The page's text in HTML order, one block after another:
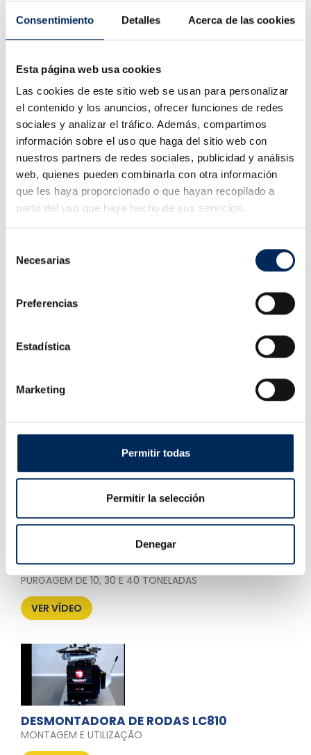
Consentimiento Detalles Acerca de las cookies
Esta página web usa cookies
Las cookies de este sitio web se usan para personalizar
el contenido y los anuncios, ofrecer funciones de redes
sociales y analizar el tráfico. Además, compartimos
información sobre el uso que haga del sitio web con
nuestros partners de redes sociales, publicidad y análisis
web, quienes pueden combinarla con otra información
que les haya proporcionado o que hayan recopilado a
partir del uso que haya hecho de sus servicios.
Necesarias
Preferencias
Estadística
Marketing
Permitir todas
Permitir la selección
Denegar
EQUILIBRADORA DE RODAS CB67
INDICAÇÕES DE USO
VER VÍDEO
EQUILIBRADORA DE RODAS CB75
VER VÍDEO
INDICAÇÕES DE USO
PURGAGEM DE PRENSAS
PURGAGEM DE 10, 30 E 40 TONELADAS
VER VÍDEO
DESMONTADORA DE RODAS LC810
MONTAGEM E UTILIZAÇÃO